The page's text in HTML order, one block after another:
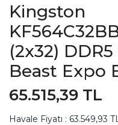
Kingston
(2x32)
Beast Expo
65.515,39 TL
Havale Fiyatı : 63.549,93 TL